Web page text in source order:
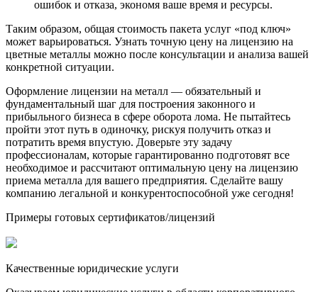
ошибок и отказа, экономя ваше время и ресурсы.
Таким образом, общая стоимость пакета услуг «под ключ»
может варьироваться. Узнать точную цену на лицензию на
цветные металлы можно после консультации и анализа вашей
конкретной ситуации.
Оформление лицензии на металл — обязательный и
фундаментальный шаг для построения законного и
прибыльного бизнеса в сфере оборота лома. Не пытайтесь
пройти этот путь в одиночку, рискуя получить отказ и
потратить время впустую. Доверьте эту задачу
профессионалам, которые гарантированно подготовят все
необходимое и рассчитают оптимальную цену на лицензию
приема металла для вашего предприятия. Сделайте вашу
компанию легальной и конкурентоспособной уже сегодня!
Примеры готовых сертификатов/лицензий
Качественные юридические услуги